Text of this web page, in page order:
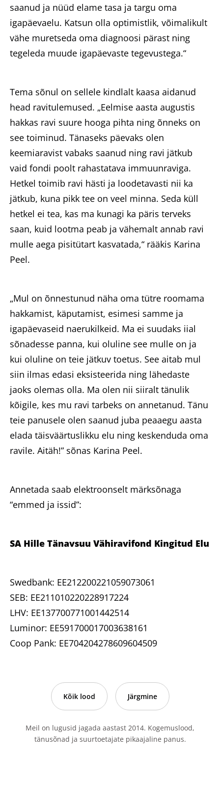
saanud ja nüüd elame tasa ja targu oma
igapäevaelu. Katsun olla optimistlik, võimalikult
vähe muretseda oma diagnoosi pärast ning
tegeleda muude igapäevaste tegevustega.“
Tema sõnul on sellele kindlalt kaasa aidanud
head ravitulemused. „Eelmise aasta augustis
hakkas ravi suure hooga pihta ning õnneks on
see toiminud. Tänaseks päevaks olen
keemiaravist vabaks saanud ning ravi jätkub
vaid fondi poolt rahastatava immuunraviga.
Hetkel toimib ravi hästi ja loodetavasti nii ka
jätkub, kuna pikk tee on veel minna. Seda küll
hetkel ei tea, kas ma kunagi ka päris terveks
saan, kuid lootma peab ja vähemalt annab ravi
mulle aega pisitütart kasvatada,“ rääkis Karina
Peel.
„Mul on õnnestunud näha oma tütre roomama
hakkamist, käputamist, esimesi samme ja
igapäevaseid naerukilkeid. Ma ei suudaks iial
sõnadesse panna, kui oluline see mulle on ja
kui oluline on teie jätkuv toetus. See aitab mul
siin ilmas edasi eksisteerida ning lähedaste
jaoks olemas olla. Ma olen nii siiralt tänulik
kõigile, kes mu ravi tarbeks on annetanud. Tänu
teie panusele olen saanud juba peaaegu aasta
elada täisväärtuslikku elu ning keskenduda oma
ravile. Aitäh!” sõnas Karina Peel.
Annetada saab elektroonselt märksõnaga
“emmed ja issid”:
SA Hille Tänavsuu Vähiravifond Kingitud Elu
Swedbank: EE212200221059073061
SEB: EE211010220228917224
LHV: EE137700771001442514
Luminor: EE591700017003638161
Coop Pank: EE704204278609604509
Kõik lood Järgmine
Meil on lugusid jagada aastast 2014. Kogemuslood,
tänusõnad ja suurtoetajate pikaajaline panus.